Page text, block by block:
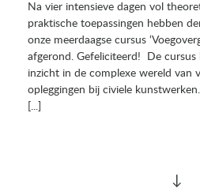
Na vier intensieve dagen vol
praktische toepassingen hebben
onze meerdaagse cursus
afgerond. Gefeliciteerd! De cursus
inzicht in de complexe wereld van
opleggingen bij civiele